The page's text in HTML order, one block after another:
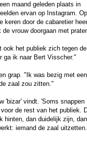
maand geleden plaats in
ervan op Instagram.
keren door de cabaretier
vrouw doorgaan met
ook het publiek zich tegen de
ga ik naar Bert Visscher."
grap. "Ik was bezig met een
zaal zou zitten."
'bizar' vindt. 'Soms snappen
de rest van het publiek.
hinten, dan duidelijk zijn, dan
iemand de zaal